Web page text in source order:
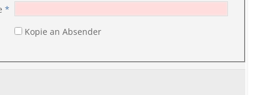
*
Kopie an Absender